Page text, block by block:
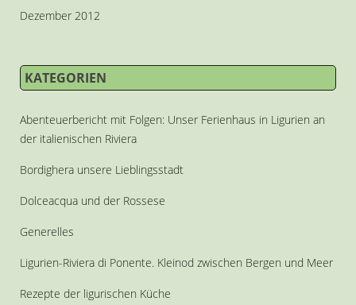
Dezember 2012
KATEGORIEN
Abenteuerbericht mit Folgen: Unser Ferienhaus in Ligurien an
der italienischen Riviera
Bordighera unsere Lieblingsstadt
Dolceacqua und der Rossese
Generelles
Ligurien-Riviera di Ponente. Kleinod zwischen Bergen und Meer
Rezepte der ligurischen Küche